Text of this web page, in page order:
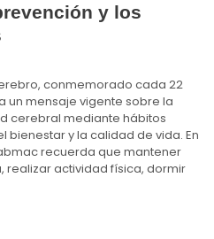
y los
conmemorado cada 22
un mensaje vigente sobre la
cerebral mediante hábitos
bienestar y la calidad de vida. En
recuerda que mantener
realizar actividad física, dormir